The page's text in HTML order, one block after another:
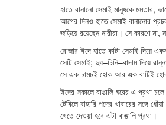
হাতে বানানো সেমাই মানুষকে মমতার,
আগের দিনও হাতে সেমাই বানানোর
জড়িয়ে রয়েছেন নারীরা। সে কারণে
রোজার ঈদে হাতে কাটা সেমাই দিয়ে
সেটি সেমাই; দুধ–চিনি–বাদাম দিয়ে
সে এক চামচই হোক আর এক বাটিই
ঈদের সকালে বাঙালি ঘরের এ প্রথা
টেবিলে বাহারি পদের খাবারের সঙ্গে
খেতে দেওয়া হবে এটা বাঙালি প্রথা।